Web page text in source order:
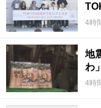
4時
地
わ
4時